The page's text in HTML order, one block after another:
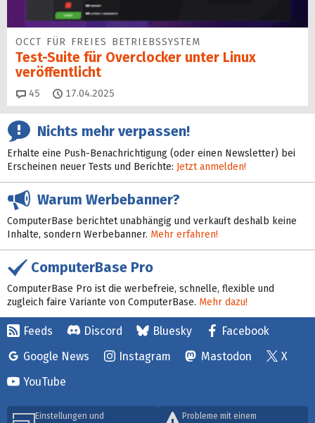
OCCT FÜR FREIES BETRIEBSSYSTEM
Test-Suite für Overclocker unter Linux
veröffentlicht
45 Kommentare
17.04.2025
Nichts mehr verpassen!
Erhalte eine Push-Benachrichtigung (oder einen Newsletter) bei
Erscheinen neuer Tests und Berichte: Jetzt anmelden!
Warum Werbebanner?
ComputerBase berichtet unabhängig und verkauft deshalb keine
Inhalte, sondern Werbebanner. Mehr erfahren!
ComputerBase Pro
ComputerBase Pro ist die werbefreie, schnelle, flexible und
zugleich faire Variante von ComputerBase. Mehr dazu!
Feeds Discord Bluesky
Facebook
Google News
Instagram Mastodon
X
YouTube
Einstellungen und
Probleme mit einem